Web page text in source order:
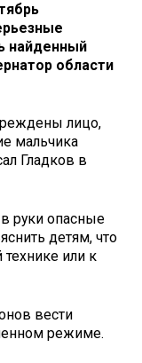
найденный
области
лицо,
мальчика
Гладков в
руки опасные
детям, что
или к
вести
режиме.